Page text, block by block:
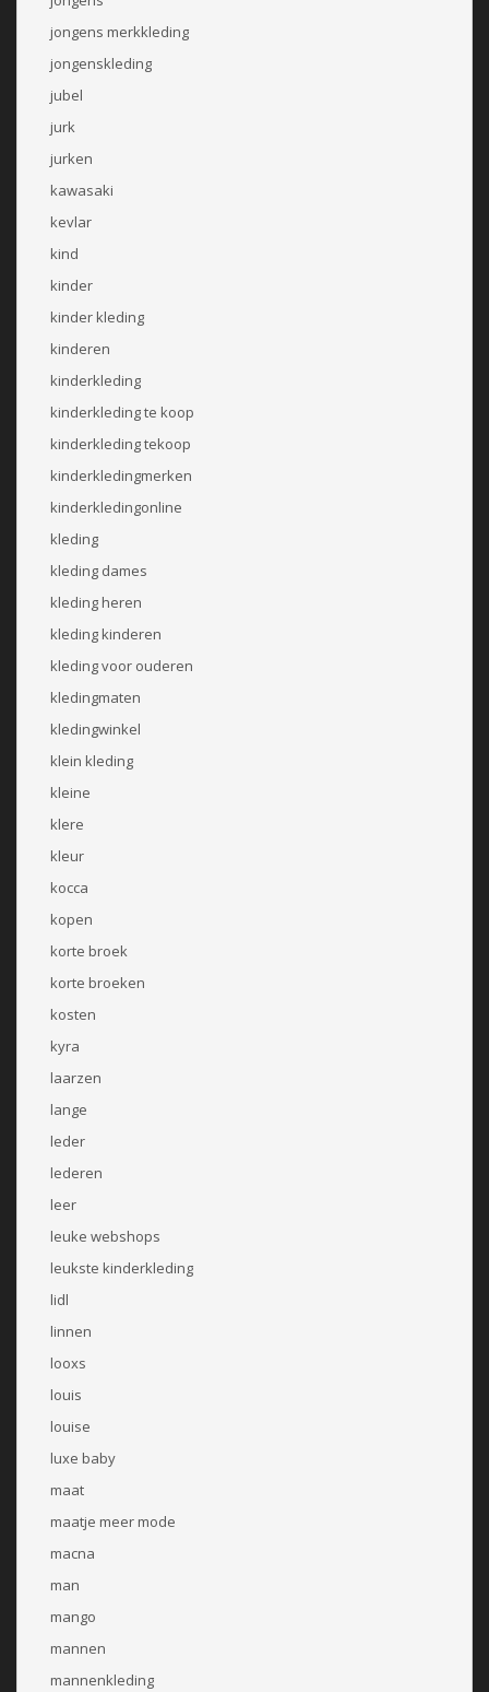
jongens merkkleding
jongenskleding
jubel
jurk
jurken
kawasaki
kevlar
kind
kinder
kinder kleding
kinderen
kinderkleding
kinderkleding te koop
kinderkleding tekoop
kinderkledingmerken
kinderkledingonline
kleding
kleding dames
kleding heren
kleding kinderen
kleding voor ouderen
kledingmaten
kledingwinkel
klein kleding
kleine
klere
kleur
kocca
kopen
korte broek
korte broeken
kosten
kyra
laarzen
lange
leder
lederen
leer
leuke webshops
leukste kinderkleding
lidl
linnen
looxs
louis
louise
luxe baby
maat
maatje meer mode
macna
man
mango
mannen
mannenkleding